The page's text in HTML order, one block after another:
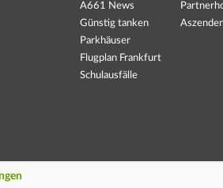
A661 News
Günstig tanken
Parkhäuser
Flugplan Frankfurt
Schulausfälle